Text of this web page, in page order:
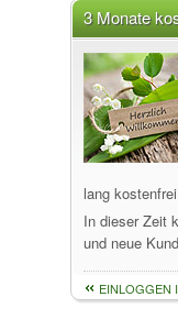
3 Monate
lang
In dieser Zeit
und neue
EINLOGGEN